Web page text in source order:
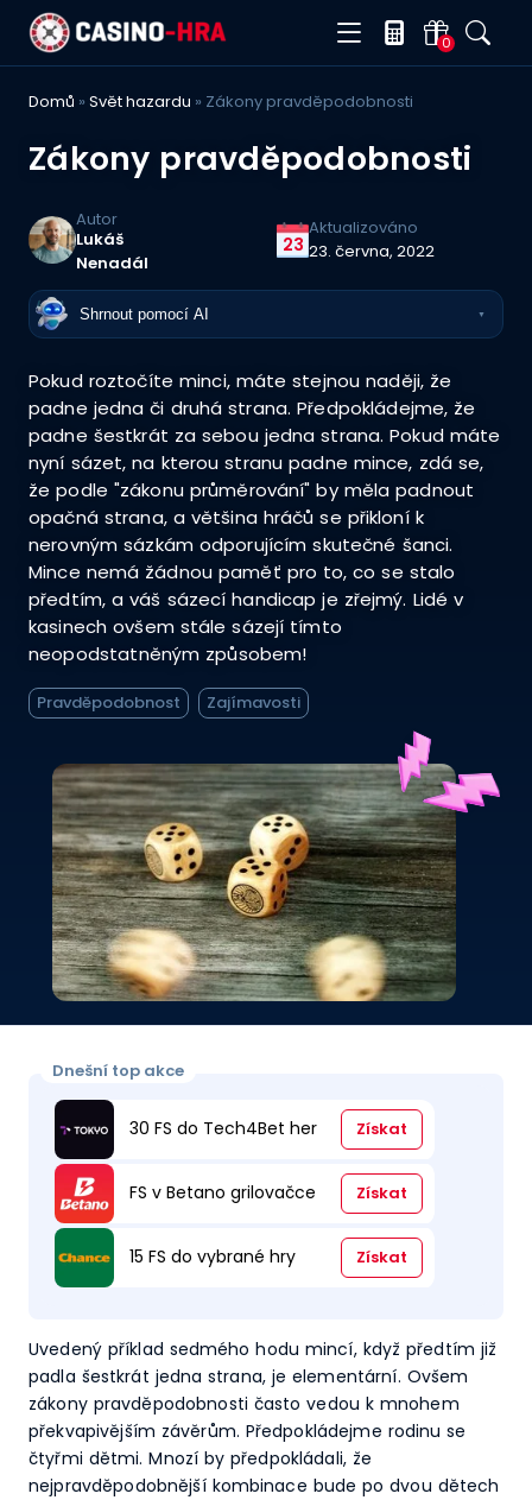
0
Domů » Svět hazardu » Zákony pravděpodobnosti
Zákony pravděpodobnosti
Autor
Lukáš
Nenadál
23
Aktualizováno
23. června, 2022
Shrnout pomocí AI ▼
Pokud roztočíte minci, máte stejnou naději, že
padne jedna či druhá strana. Předpokládejme, že
padne šestkrát za sebou jedna strana. Pokud máte
nyní sázet, na kterou stranu padne mince, zdá se,
že podle "zákonu průměrování" by měla padnout
opačná strana, a většina hráčů se přikloní k
nerovným sázkám odporujícím skutečné šanci.
Mince nemá žádnou paměť pro to, co se stalo
předtím, a váš sázecí handicap je zřejmý. Lidé v
kasinech ovšem stále sázejí tímto
neopodstatněným způsobem!
Pravděpodobnost Zajímavosti
Dnešní top akce
30 FS do Tech4Bet her Získat
FS v Betano grilovačce Získat
15 FS do vybrané hry Získat
Uvedený příklad sedmého hodu mincí, když předtím již
padla šestkrát jedna strana, je elementární. Ovšem
zákony pravděpodobnosti často vedou k mnohem
překvapivějším závěrům. Předpokládejme rodinu se
čtyřmi dětmi. Mnozí by předpokládali, že
nejpravděpodobnější kombinace bude po dvou dětech